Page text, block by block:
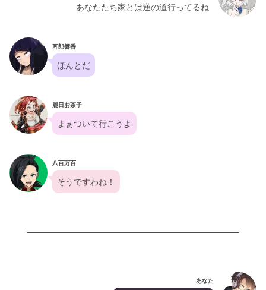
あなたたち家とは逆の道行ってるね
耳郎響香
ほんとだ
麗日お茶子
まぁついて行こうよ
八百万百
そうですわね！
あなた